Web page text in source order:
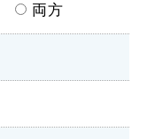
両方